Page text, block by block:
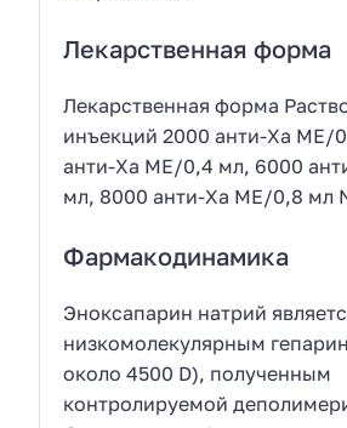
Лекарственная форма
Лекарственная форма
инъекций 2000 анти-Ха МЕ/
анти-Ха МЕ/0,4 мл, 6000
мл, 8000 анти-Ха МЕ/0,8 мл
Фармакодинамика
Эноксапарин натрий
низкомолекулярным
около 4500 D), полученным
контролируемой